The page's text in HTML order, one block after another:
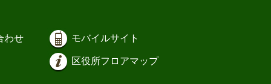
わせ モバイルサイト
区役所フロアマップ